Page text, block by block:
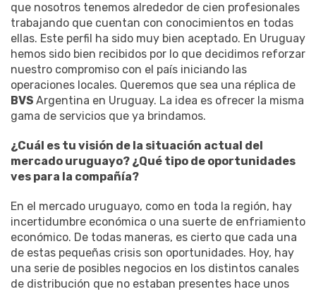
que nosotros tenemos alrededor de cien profesionales
trabajando que cuentan con conocimientos en todas
ellas. Este perfil ha sido muy bien aceptado. En Uruguay
hemos sido bien recibidos por lo que decidimos reforzar
nuestro compromiso con el país iniciando las
operaciones locales. Queremos que sea una réplica de
BVS Argentina en Uruguay. La idea es ofrecer la misma
gama de servicios que ya brindamos.
¿Cuál es tu visión de la situación actual del
mercado uruguayo? ¿Qué tipo de oportunidades
ves para la compañía?
En el mercado uruguayo, como en toda la región, hay
incertidumbre económica o una suerte de enfriamiento
económico. De todas maneras, es cierto que cada una
de estas pequeñas crisis son oportunidades. Hoy, hay
una serie de posibles negocios en los distintos canales
de distribución que no estaban presentes hace unos